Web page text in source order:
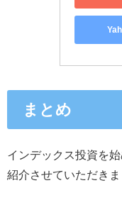
まとめ
インデックス投資を
紹介させていただきま